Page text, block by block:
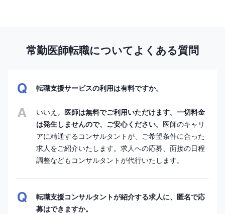
常勤医師転職についてよくある質問
転職支援サービスの利用は有料ですか。
いいえ。 医師は無料でご利用いただけます。一切料金
は発生しませんので、ご安心ください。 医師のキャリ
アに精通するコンサルタントが、ご希望条件に合った
求人をご紹介いたします。求人への応募、面接の日程
調整などもコンサルタントが代行いたします。
転職支援コンサルタントが紹介する求人に、匿名で応
募はできますか。